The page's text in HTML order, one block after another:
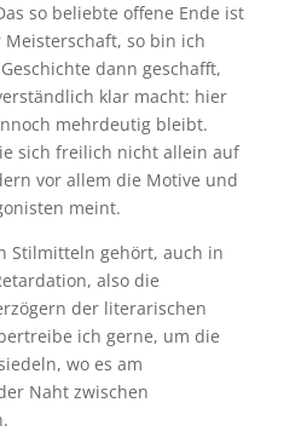
so beliebte offene Ende ist
so bin ich
dann geschafft,
klar macht: hier
mehrdeutig bleibt.
sich freilich nicht allein auf
vor allem die Motive und
meint.
Stilmitteln gehört, auch in
also die
der literarischen
ich gerne, um die
wo es am
Naht zwischen